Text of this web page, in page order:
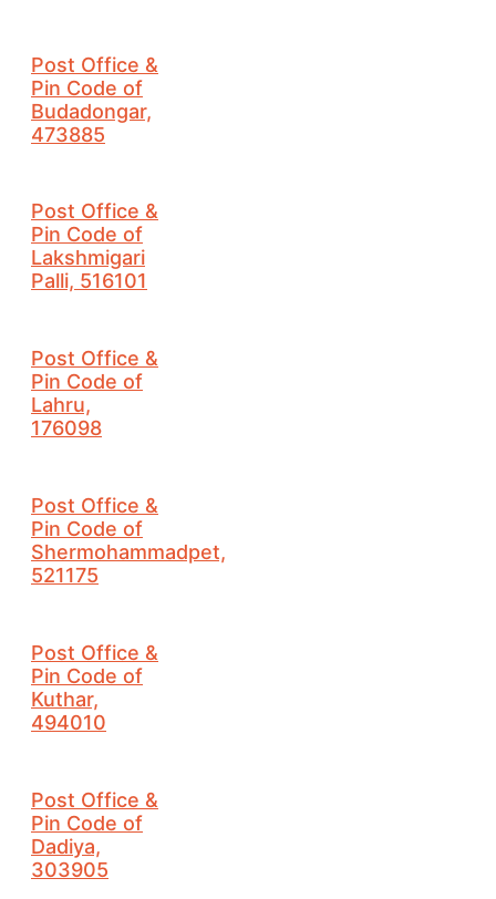
Post Office &
Pin Code of
Budadongar,
473885
Post Office &
Pin Code of
Lakshmigari
Palli, 516101
Post Office &
Pin Code of
Lahru,
176098
Post Office &
Pin Code of
Shermohammadpet,
521175
Post Office &
Pin Code of
Kuthar,
494010
Post Office &
Pin Code of
Dadiya,
303905